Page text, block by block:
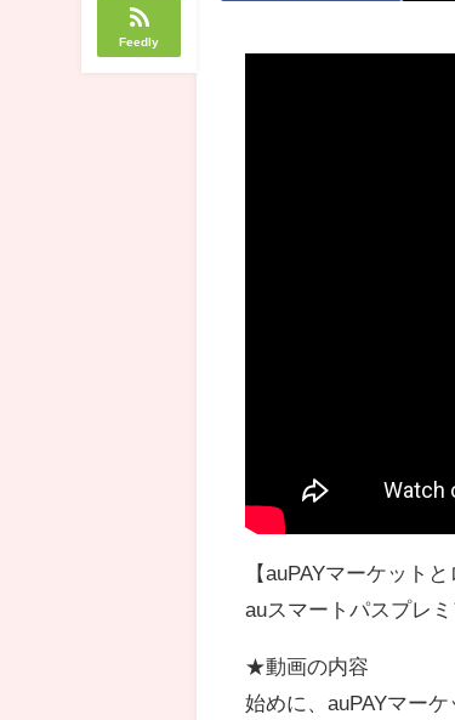
Feedly
【auPAYマーケット
auスマートパスプレ
★動画の内容
始めに、auPAYマー